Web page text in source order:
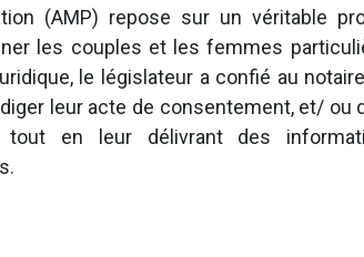
(AMP) repose sur un véritable
les couples et les femmes
le législateur a confié au
leur acte de consentement, et/ ou
tout en leur délivrant des